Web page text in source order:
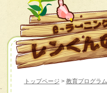
トップページ > 教育プログラム